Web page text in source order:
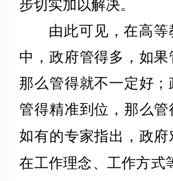
步切实加以解决。
由此可见，在高
中，政府管得多，如果
那么管得就不一定好
管得精准到位，那么管
如有的专家指出，政
在工作理念、工作方式